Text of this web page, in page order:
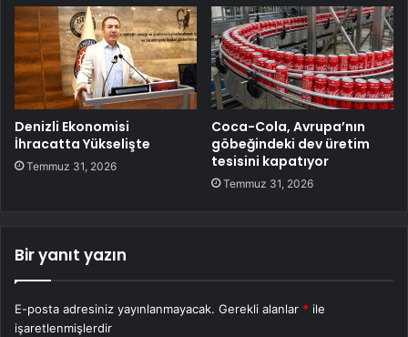
Denizli Ekonomisi
İhracatta Yükselişte
Temmuz 31, 2026
Coca-Cola, Avrupa’nın
göbeğindeki dev üretim
tesisini kapatıyor
Temmuz 31, 2026
Bir yanıt yazın
E-posta adresiniz yayınlanmayacak. Gerekli alanlar * ile
işaretlenmişlerdir